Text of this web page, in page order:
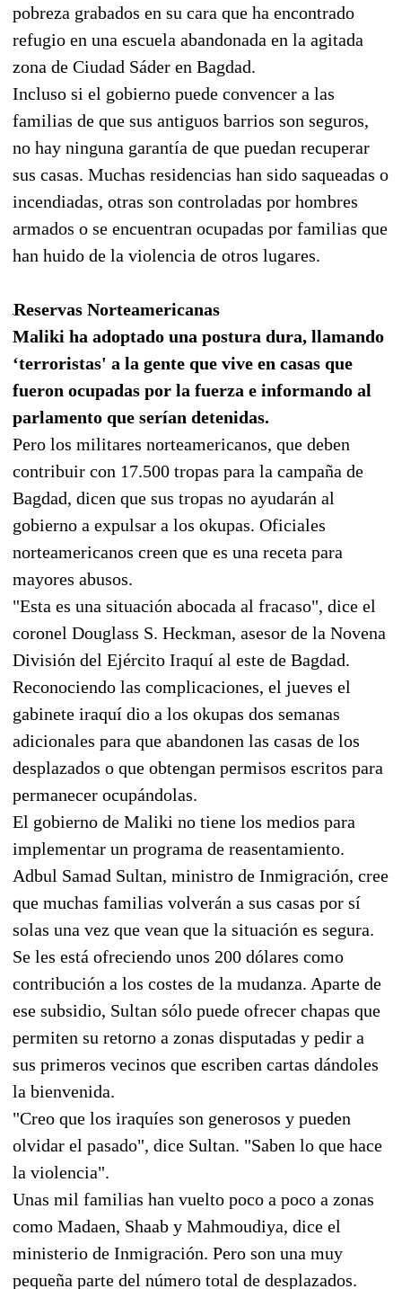
pobreza grabados en su cara que ha encontrado
refugio en una escuela abandonada en la agitada
zona de Ciudad Sáder en Bagdad.
Incluso si el gobierno puede convencer a las
familias de que sus antiguos barrios son seguros,
no hay ninguna garantía de que puedan recuperar
sus casas. Muchas residencias han sido saqueadas o
incendiadas, otras son controladas por hombres
armados o se encuentran ocupadas por familias que
han huido de la violencia de otros lugares.
Reservas Norteamericanas
Maliki ha adoptado una postura dura, llamando
‘terroristas' a la gente que vive en casas que
fueron ocupadas por la fuerza e informando al
parlamento que serían detenidas.
Pero los militares norteamericanos, que deben
contribuir con 17.500 tropas para la campaña de
Bagdad, dicen que sus tropas no ayudarán al
gobierno a expulsar a los okupas. Oficiales
norteamericanos creen que es una receta para
mayores abusos.
"Esta es una situación abocada al fracaso", dice el
coronel Douglass S. Heckman, asesor de la Novena
División del Ejército Iraquí al este de Bagdad.
Reconociendo las complicaciones, el jueves el
gabinete iraquí dio a los okupas dos semanas
adicionales para que abandonen las casas de los
desplazados o que obtengan permisos escritos para
permanecer ocupándolas.
El gobierno de Maliki no tiene los medios para
implementar un programa de reasentamiento.
Adbul Samad Sultan, ministro de Inmigración, cree
que muchas familias volverán a sus casas por sí
solas una vez que vean que la situación es segura.
Se les está ofreciendo unos 200 dólares como
contribución a los costes de la mudanza. Aparte de
ese subsidio, Sultan sólo puede ofrecer chapas que
permiten su retorno a zonas disputadas y pedir a
sus primeros vecinos que escriben cartas dándoles
la bienvenida.
"Creo que los iraquíes son generosos y pueden
olvidar el pasado", dice Sultan. "Saben lo que hace
la violencia".
Unas mil familias han vuelto poco a poco a zonas
como Madaen, Shaab y Mahmoudiya, dice el
ministerio de Inmigración. Pero son una muy
pequeña parte del número total de desplazados.